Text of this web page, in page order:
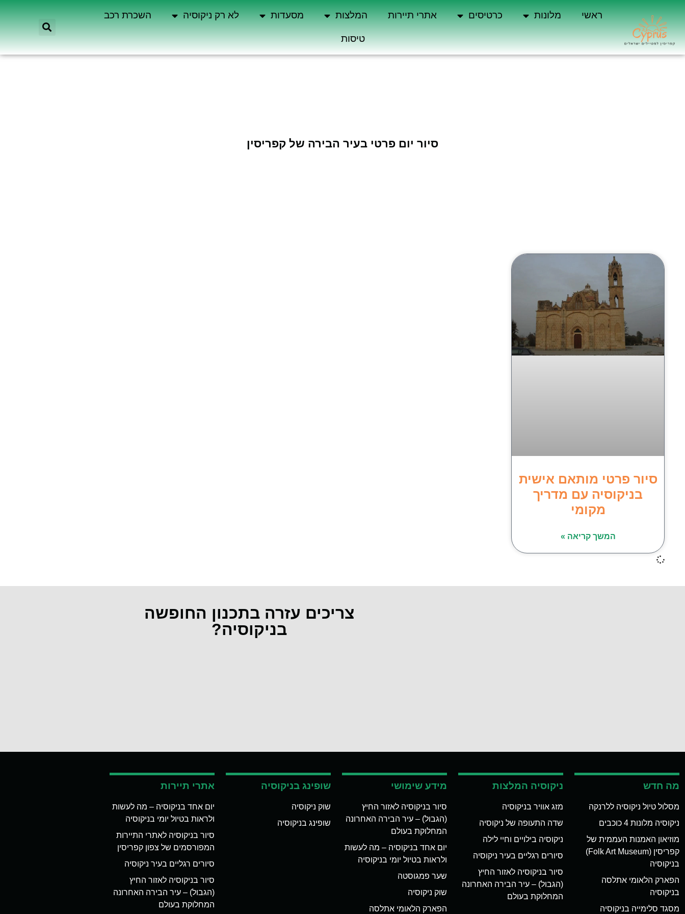
ראשי מלונות כרטיסים אתרי תיירות המלצות מסעדות לא רק ניקוסיה השכרת רכב
טיסות
סיור יום פרטי בעיר הבירה של קפריסין
סיור פרטי מותאם אישית
בניקוסיה עם מדריך
מקומי
המשך קריאה »
צריכים עזרה בתכנון החופשה
בניקוסיה?
מה חדש
מסלול טיול ניקוסיה ללרנקה
ניקוסיה מלונות 4 כוכבים
מוזיאון האמנות העממית של
קפריסין (Folk Art Museum)
בניקוסיה
הפארק הלאומי אתלסה
בניקוסיה
מסגד סלימייה בניקוסיה
ניקוסיה המלצות
מזג אוויר בניקוסיה
שדה התעופה של ניקוסיה
ניקוסיה בילויים וחיי לילה
סיורים רגליים בעיר ניקוסיה
סיור בניקוסיה לאזור החיץ
(הגבול) – עיר הבירה האחרונה
המחלוקת בעולם
מידע שימושי
סיור בניקוסיה לאזור החיץ
(הגבול) – עיר הבירה האחרונה
המחלוקת בעולם
יום אחד בניקוסיה – מה לעשות
ולראות בטיול יומי בניקוסיה
שער פמגוסטה
שוק ניקוסיה
הפארק הלאומי אתלסה
שופינג בניקוסיה
שוק ניקוסיה
שופינג בניקוסיה
אתרי תיירות
יום אחד בניקוסיה – מה לעשות
ולראות בטיול יומי בניקוסיה
סיור בניקוסיה לאתרי התיירות
המפורסמים של צפון קפריסין
סיורים רגליים בעיר ניקוסיה
סיור בניקוסיה לאזור החיץ
(הגבול) – עיר הבירה האחרונה
המחלוקת בעולם